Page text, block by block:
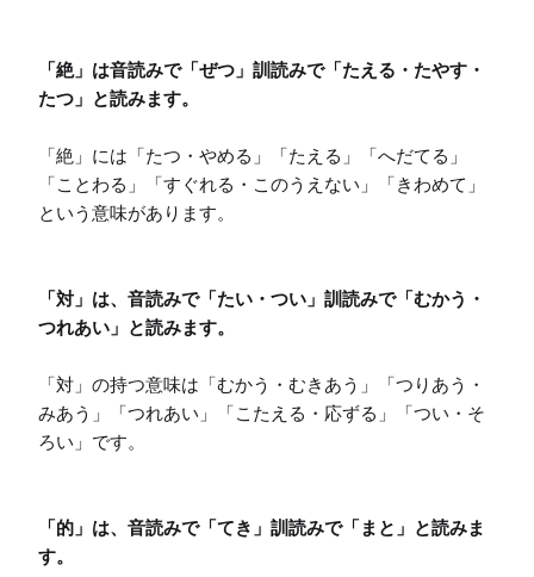
「絶」は音読みで「ぜつ」訓読みで「たえる・たやす・
たつ」と読みます。
「絶」には「たつ・やめる」「たえる」「へだてる」
「ことわる」「すぐれる・このうえない」「きわめて」
という意味があります。
「対」は、音読みで「たい・つい」訓読みで「むかう・
つれあい」と読みます。
「対」の持つ意味は「むかう・むきあう」「つりあう・
みあう」「つれあい」「こたえる・応ずる」「つい・そ
ろい」です。
「的」は、音読みで「てき」訓読みで「まと」と読みま
す。